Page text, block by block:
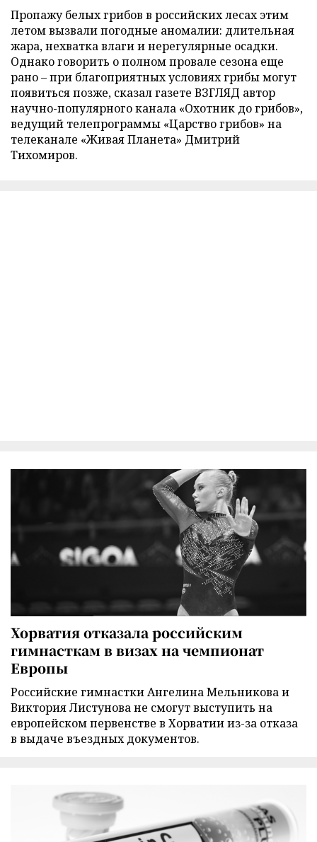
Пропажу белых грибов в российских лесах этим
летом вызвали погодные аномалии: длительная
жара, нехватка влаги и нерегулярные осадки.
Однако говорить о полном провале сезона еще
рано – при благоприятных условиях грибы могут
появиться позже, сказал газете ВЗГЛЯД автор
научно-популярного канала «Охотник до грибов»,
ведущий телепрограммы «Царство грибов» на
телеканале «Живая Планета» Дмитрий
Тихомиров.
Хорватия отказала российским
гимнасткам в визах на чемпионат
Европы
Российские гимнастки Ангелина Мельникова и
Виктория Листунова не смогут выступить на
европейском первенстве в Хорватии из-за отказа
в выдаче въездных документов.